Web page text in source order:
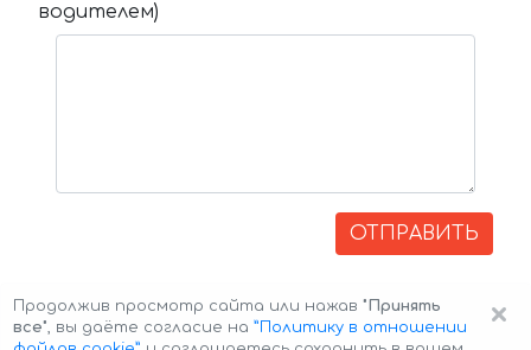
водителем)
ОТПРАВИТЬ
×
Продолжив просмотр сайта или нажав "Принять
все", вы даёте согласие на ”Политику в отношении